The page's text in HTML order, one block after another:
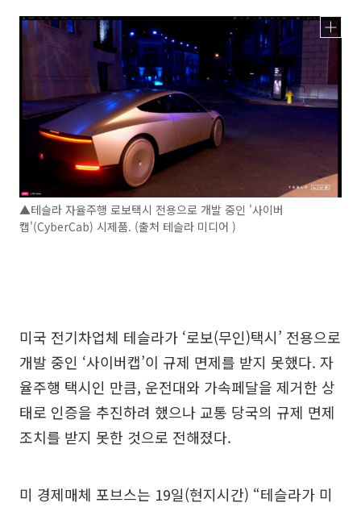
▲테슬라 자율주행 로보택시 전용으로 개발 중인 '사이버
캡'(CyberCab) 시제품. (출처 테슬라 미디어 )
미국 전기차업체 테슬라가 ‘로보(무인)택시’ 전용으로
개발 중인 ‘사이버캡’이 규제 면제를 받지 못했다. 자
율주행 택시인 만큼, 운전대와 가속페달을 제거한 상
태로 인증을 추진하려 했으나 교통 당국의 규제 면제
조치를 받지 못한 것으로 전해졌다.
미 경제매체 포브스는 19일(현지시간) “테슬라가 미